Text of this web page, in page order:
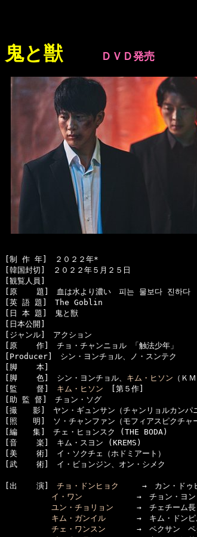
鬼と獣 ＤＶＤ発売
[制 作 年]　２０２２年*
[韓国封切]　２０２２年５月２５日
[観覧人員]
[原    題]　血は水より濃い　피는 물보다 진하다
[英 語 題]　The Goblin
[日 本 題]　鬼と獣
[日本公開]
[ジャンル]　アクション
[原    作]　チョ・チャンニョル 「触法少年」
[Producer]　シン・ヨンチョル、ノ・スンテク
[脚    本]
[脚    色]　シン・ヨンチョル、 キム・ヒソン （Ｋ
[監    督] キム・ヒソン [第５作]
[助 監 督]　チョン・ソグ
[撮　　影]　ヤン・ギュンサン（チャンリョルカンパ
[照　　明]　ソ・チャンファン（モフィアスピクチャ
[編　　集]　チェ・ヒョンスク (THE BODA)
[音    楽]　キム・スヨン (KREMS)
[美    術]　イ・ソクチェ（ホドミアート）
[武    術]　イ・ビョンジン、オン・シメク
[出    演] チョ・ドンヒョク
→　カン・ドゥ
イ・ワン →　チョン・ヨン
ユン・チョリョン →　チェチーム長
キム・ガンイル →　キム・ドンピル
チェ・ワンスン →　ペクサン　ペク